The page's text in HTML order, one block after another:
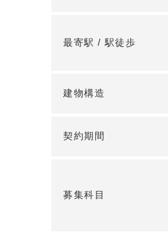
最寄駅 / 駅徒歩
建物構造
契約期間
募集科目